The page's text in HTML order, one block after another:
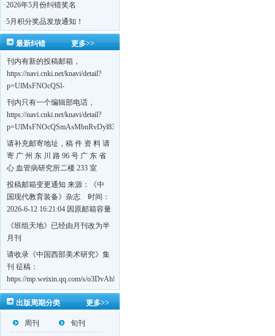
·2026年5月份纠错奖名
·5月积分奖品发放通知！
更多>>
最新纠错
刊内有新的投稿邮箱，
https://navi.cnki.net/knavi/detail?
p=UlMsFNOcQSl-
刊内只有一个编辑部电话，
https://navi.cnki.net/knavi/detail?
p=UlMsFNOcQSmAsMbnRvDyl83fGGu5dcrBYtF-
w7VFJdSWT5tem1RQ5W2sC5HRG-
S8mH75DuljrTVfVeoXxT4L0b-
Yrk7HaGd7C2w5FD7nrnLRR5Q57zsTTQ==&uniplatform=NZKPT&language=CHS
请补充邮寄地址，稿 件 资 料 请
寄 广 州 东 川 路 96 号 广 东 省
心 血管病研究所二楼 233 室
《岭南心血管病杂志》编辑部
收，
https://navi.cnki.net/knavi/detail?
BMxk-
109PkA==&uniplatform=NZKPT&language=CHS
投稿邮箱变更通知 来源：《中
国现代教育装备》杂志 时间：
2026-6-12 16:21:04 因原邮箱容量
有限，自即日起停止使用，我刊
投稿邮箱变更为 高教投稿邮
邮箱：bedu@cmee.net.cn
《班组天地》已经由月刊改为半
月刊
请收录《中国西部美术研究》集
刊 征稿：
https://mp.weixin.qq.com/s/o3DvAhL6jtTS9ASccwcwPQ
第一辑：
https://mp.weixin.qq.com/s/_w2OMIu6Gs1QL0b_JWhZAQ
更多>>
出版周期分类
周刊 旬刊